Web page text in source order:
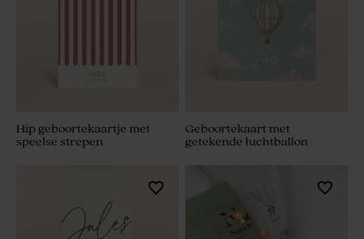
Hip geboortekaartje met
speelse strepen
Geboortekaart met
getekende luchtballon